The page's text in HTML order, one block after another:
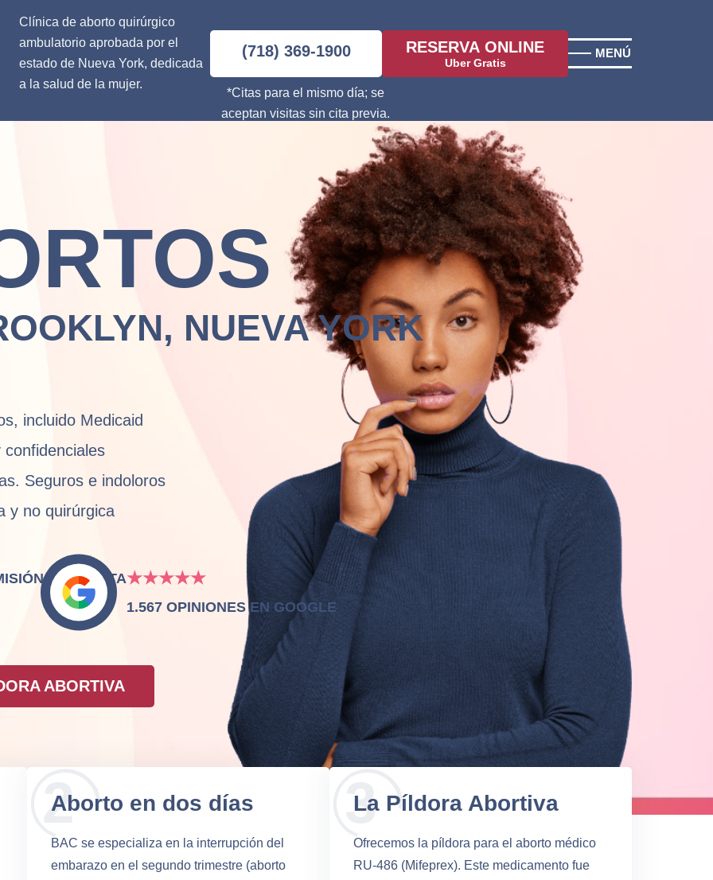
Clínica de aborto quirúrgico
ambulatorio aprobada por el
estado de Nueva York, dedicada
a la salud de la mujer.
(718) 369-1900 RESERVA ONLINE
Uber Gratis
*Citas para el mismo día; se
aceptan visitas sin cita previa.
MENÚ
NUEVA YORK
incluido Medicaid
Seguros e indoloros
y no quirúrgica
CONJUNTA★★★★★
1.567 OPINIONES EN GOOGLE
ABORTIVA
Aborto en dos días
BAC se especializa en la interrupción del
embarazo en el segundo trimestre (aborto
La Píldora Abortiva
Ofrecemos la píldora para el aborto médico
RU-486 (Mifeprex). Este medicamento fue